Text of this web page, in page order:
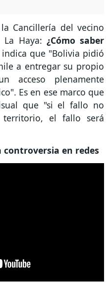
Cancillería del vecino
Haya: ¿Cómo saber
indica que "Bolivia pidió
a entregar su propio
acceso plenamente
Es en ese marco que
que "si el fallo no
el fallo será
controversia en redes